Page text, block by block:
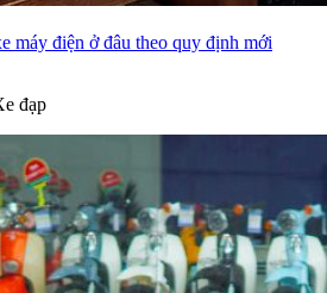
máy điện ở đâu theo quy định mới
đạp